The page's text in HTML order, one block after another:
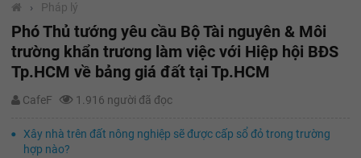
› Pháp lý
Phó Thủ tướng yêu cầu Bộ Tài nguyên & Môi
trường khẩn trương làm việc với Hiệp hội BĐS
Tp.HCM về bảng giá đất tại Tp.HCM
CafeF 1.916 người đã đọc
Xây nhà trên đất nông nghiệp sẽ được cấp sổ đỏ trong trường
hợp nào?